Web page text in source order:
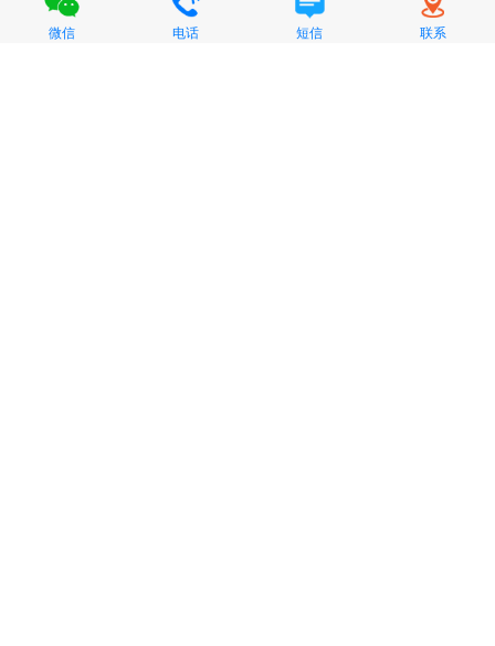
微信 电话 短信 联系